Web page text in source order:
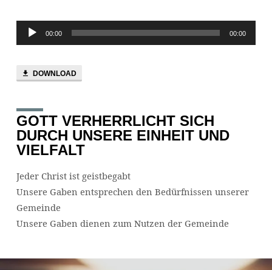
12,1-
11
Audio-
Player
00:00 00:00
DOWNLOAD
GOTT VERHERRLICHT SICH
DURCH UNSERE EINHEIT UND
VIELFALT
Jeder Christ ist geistbegabt
Unsere Gaben entsprechen den Bedürfnissen unserer
Gemeinde
Unsere Gaben dienen zum Nutzen der Gemeinde